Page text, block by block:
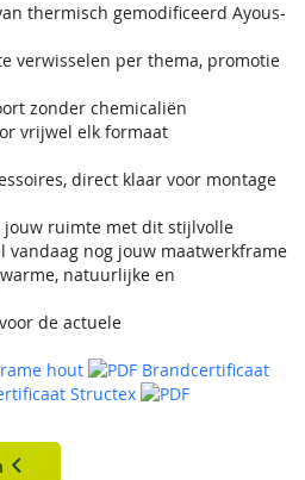
thermisch gemodificeerd Ayous-
verwisselen per thema, promotie
zonder chemicaliën
vrijwel elk formaat
direct klaar voor montage
ruimte met dit stijlvolle
vandaag nog jouw maatwerkframe
natuurlijke en
de actuele
hout
Brandcertificaat
Structex